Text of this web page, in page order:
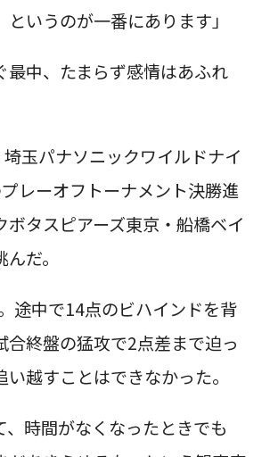
いうのが一番にあります」
最中、たまらず感情はあふれ
玉パナソニックワイルドナイ
レーオフトーナメント決勝進
ボタスピアーズ東京・船橋ベイ
だ。
途中で14点のビハインドを背
合終盤の猛攻で2点差まで迫っ
越すことはできなかった。
、時間がなくなったときでも